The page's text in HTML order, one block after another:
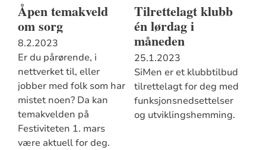
Åpen temakveld
om sorg
8.2.2023
Er du pårørende, i
nettverket til, eller
jobber med folk som har
mistet noen? Da kan
temakvelden på
Festiviteten 1. mars
være aktuell for deg.
Tilrettelagt klubb
én lørdag i
måneden
25.1.2023
SiMen er et klubbtilbud
tilrettelagt for deg med
funksjonsnedsettelser
og utviklingshemming.